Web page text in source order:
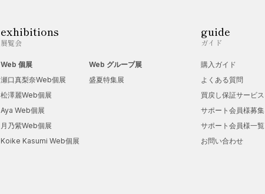
exhibitions
展覧会
Web 個展
瀬口真梨奈Web個展
松澤麗Web個展
Aya Web個展
月乃紫Web個展
Koike Kasumi Web個展
Web グループ展
盛夏特集展
guide
ガイド
購入ガイド
よくある質問
買戻し保証サービス
サポート会員様募集
サポート会員様一覧
お問い合わせ